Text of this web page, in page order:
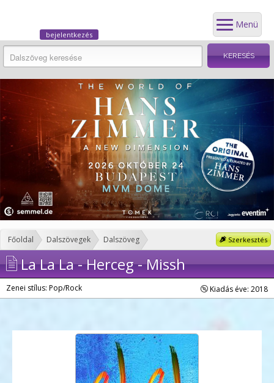
Menü
bejelentkezés
Szerkesztés
Főoldal Dalszövegek Dalszöveg
La La La - Herceg - Missh
Zenei stílus: Pop/Rock Kiadás éve: 2018